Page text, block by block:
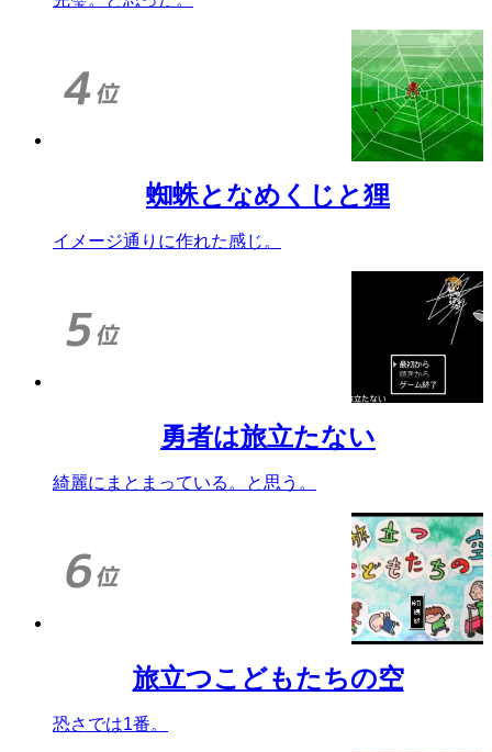
蜘蛛となめくじと狸
イメージ通りに作れた感じ。
勇者は旅立たない
綺麗にまとまっている。と思う。
旅立つこどもたちの空
恐さでは1番。